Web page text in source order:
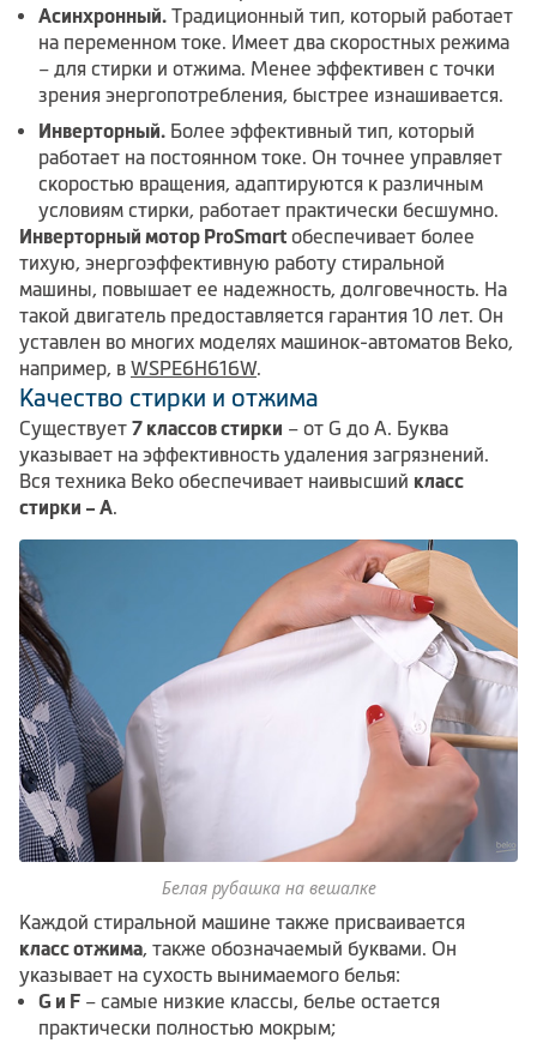
Асинхронный. Традиционный тип, который работает
на переменном токе. Имеет два скоростных режима
– для стирки и отжима. Менее эффективен с точки
зрения энергопотребления, быстрее изнашивается.
Инверторный. Более эффективный тип, который
работает на постоянном токе. Он точнее управляет
скоростью вращения, адаптируются к различным
условиям стирки, работает практически бесшумно.
Инверторный мотор ProSmart обеспечивает более
тихую, энергоэффективную работу стиральной
машины, повышает ее надежность, долговечность. На
такой двигатель предоставляется гарантия 10 лет. Он
уставлен во многих моделях машинок-автоматов Beko,
например, в WSPE6H616W.
Качество стирки и отжима
Существует 7 классов стирки – от G до A. Буква
указывает на эффективность удаления загрязнений.
Вся техника Beko обеспечивает наивысший класс
стирки – А.
Белая рубашка на вешалке
Каждой стиральной машине также присваивается
класс отжима, также обозначаемый буквами. Он
указывает на сухость вынимаемого белья:
G и F – самые низкие классы, белье остается
практически полностью мокрым;